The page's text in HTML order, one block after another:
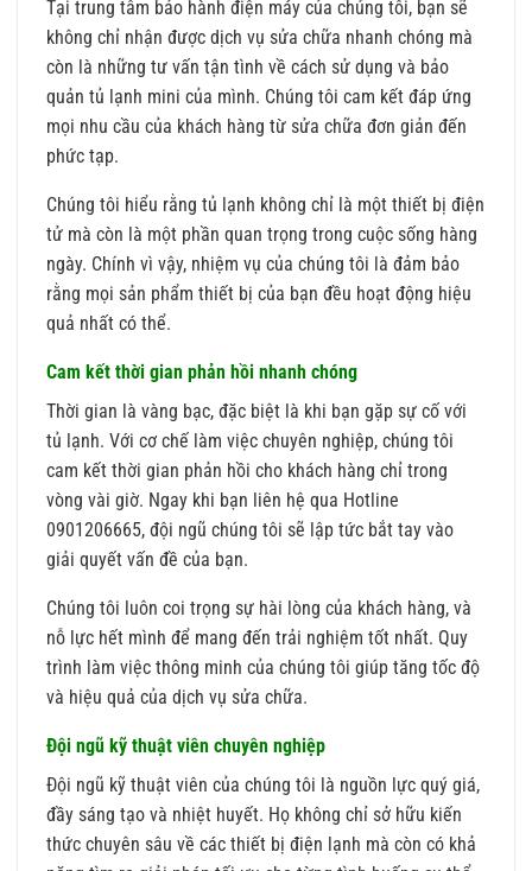
Tại trung tâm bảo hành điện máy của chúng tôi, bạn sẽ
không chỉ nhận được dịch vụ sửa chữa nhanh chóng mà
còn là những tư vấn tận tình về cách sử dụng và bảo
quản tủ lạnh mini của mình. Chúng tôi cam kết đáp ứng
mọi nhu cầu của khách hàng từ sửa chữa đơn giản đến
phức tạp.
Chúng tôi hiểu rằng tủ lạnh không chỉ là một thiết bị điện
tử mà còn là một phần quan trọng trong cuộc sống hàng
ngày. Chính vì vậy, nhiệm vụ của chúng tôi là đảm bảo
rằng mọi sản phẩm thiết bị của bạn đều hoạt động hiệu
quả nhất có thể.
Cam kết thời gian phản hồi nhanh chóng
Thời gian là vàng bạc, đặc biệt là khi bạn gặp sự cố với
tủ lạnh. Với cơ chế làm việc chuyên nghiệp, chúng tôi
cam kết thời gian phản hồi cho khách hàng chỉ trong
vòng vài giờ. Ngay khi bạn liên hệ qua Hotline
0901206665, đội ngũ chúng tôi sẽ lập tức bắt tay vào
giải quyết vấn đề của bạn.
Chúng tôi luôn coi trọng sự hài lòng của khách hàng, và
nỗ lực hết mình để mang đến trải nghiệm tốt nhất. Quy
trình làm việc thông minh của chúng tôi giúp tăng tốc độ
và hiệu quả của dịch vụ sửa chữa.
Đội ngũ kỹ thuật viên chuyên nghiệp
Đội ngũ kỹ thuật viên của chúng tôi là nguồn lực quý giá,
đầy sáng tạo và nhiệt huyết. Họ không chỉ sở hữu kiến
thức chuyên sâu về các thiết bị điện lạnh mà còn có khả